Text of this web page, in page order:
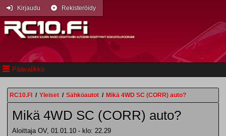
Päävalikko
Kirjaudu Rekisteröidy
RC10.FI / Yleiset / Sähköautot / Mikä 4WD SC (CORR) auto?
Mikä 4WD SC (CORR) auto?
Aloittaja OV, 01.01.10 - klo: 22.29